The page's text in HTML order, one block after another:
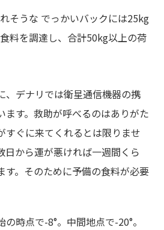
そうな でっかいバックには25kg
料を調達し、合計50kg以上の荷
、デナリでは衛星通信機器の携
ます。救助が呼べるのはありがた
すぐに来てくれるとは限りませ
日から運が悪ければ一週間くら
す。そのために予備の食料が必要
時点で-8°。中間地点で-20°。